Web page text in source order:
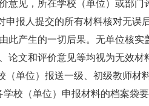
意见，所在学校（单位）或部
申报人提交的所有材料核对无误
此产生的一切后果。无单位核
论文和评价意见等均视为无效材
（单位）报送一级、初级教师材
学校（单位）申报材料的档案袋